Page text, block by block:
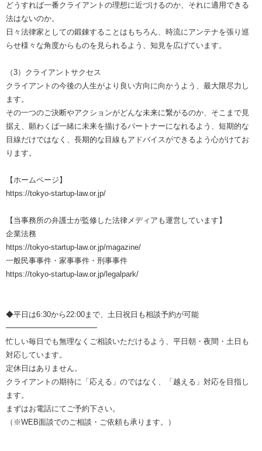
どうすれば一番クライアントの理想に近づけるのか、それに適用できる
法はないのか。
日々法律家としての鍛錬することはもちろん、時流にアンテナを張り巡
らせ様々な角度からものを見られるよう、知見を広げています。
（3）クライアントサクセス
クライアントの今後の人生がより良い方向に向かうよう、最大限尽力し
ます。
その一つのご決断やアクションがどんな未来に繋がるのか、そこまで見
据え、願わくば一緒に未来を描けるパートナーになれるよう、短期的な
目線だけではなく、長期的な目線もアドバイスができるよう心がけてお
ります。
【ホームページ】
https://tokyo-startup-law.or.jp/
【当事務所の弁護士が監修した法律メディアも運営しています】
企業法務
https://tokyo-startup-law.or.jp/magazine/
一般民事事件・家事事件・刑事事件
https://tokyo-startup-law.or.jp/legalpark/
◆平日は6:30から22:00まで、土日祝日も相談予約が可能
━━━━━━━━━━━━
忙しい毎日でも無理なくご相談いただけるよう、平日朝・夜間・土日も
対応しています。
定休日はありません。
クライアントの期待に「応える」のではなく、「越える」対応を目指し
ます。
まずはお電話にてご予約下さい。
（※WEB面談でのご相談・ご依頼も承ります。）